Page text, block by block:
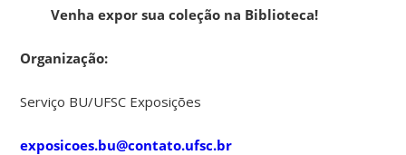
Venha expor sua coleção na Biblioteca!
Organização:
Serviço BU/UFSC Exposições
exposicoes.bu@contato.ufsc.br